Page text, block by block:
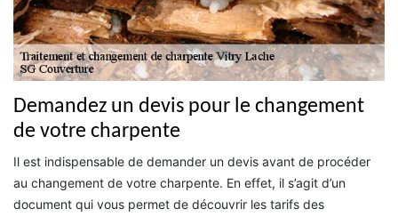
Demandez un devis pour le changement
de votre charpente
Il est indispensable de demander un devis avant de procéder
au changement de votre charpente. En effet, il s’agit d’un
document qui vous permet de découvrir les tarifs des